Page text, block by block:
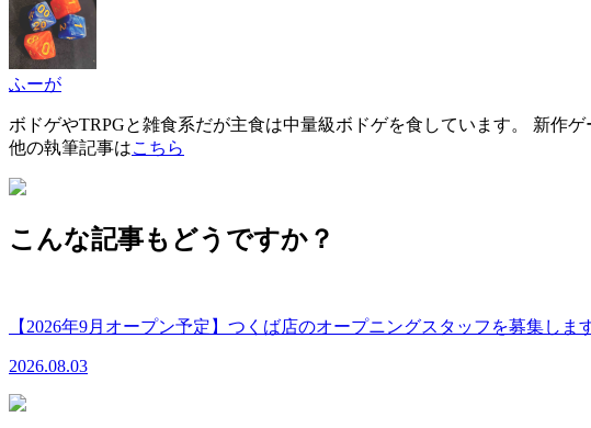
ふーが
ボドゲやTRPGと雑食系だが主食は中量級ボドゲを食しています。 新作
他の執筆記事はこちら
こんな記事もどうですか？
【2026年9月オープン予定】つくば店のオープニングスタッフを募集しま
2026.08.03